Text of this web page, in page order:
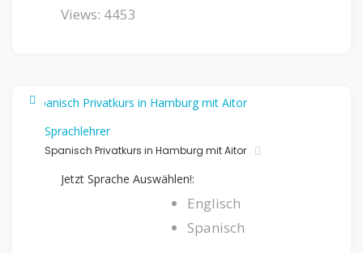
Views: 4453
Sprachlehrer
Spanisch Privatkurs in Hamburg mit Aitor
Jetzt Sprache Auswählen!:
Englisch
Spanisch